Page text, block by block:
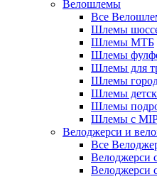
Велошлемы
Все
Шлемы
Шлемы МТБ
Шлемы
Шлемы для
Шлемы
Шлемы
Шлемы
Шлемы с
Велоджерси и
Все
Велоджерси
Велоджерси